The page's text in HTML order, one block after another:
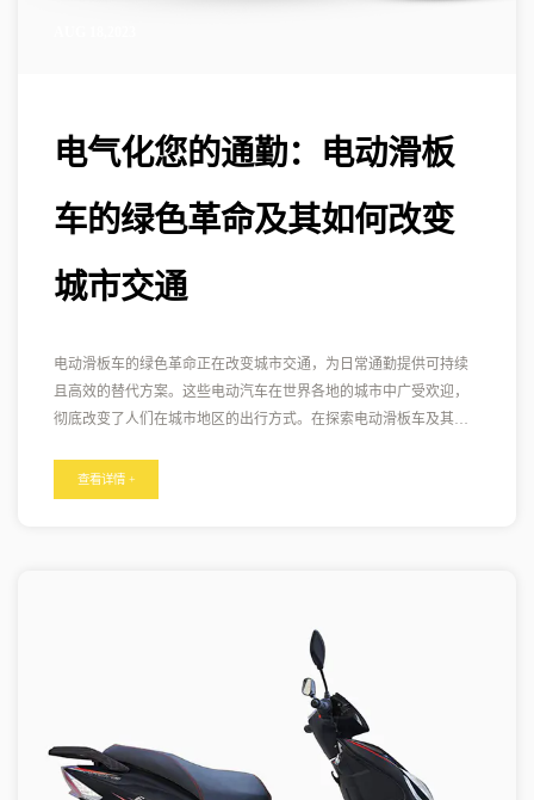
电气化您的通勤：电动滑板
车的绿色革命及其如何改变
城市交通
电动滑板车的绿色革命正在改变城市交通，为日常通勤提供可持续
且高效的替代方案。这些电动汽车在世界各地的城市中广受欢迎，
彻底改变了人们在城市地区的出行方式。在探索电动滑板车及其对
的未来做出贡献。 零排放：电动滑板车最显着的优势之一是其零排
放特性。与汽油动力车辆不同，电动滑板车不会产生尾气排放，使
查看详情 +